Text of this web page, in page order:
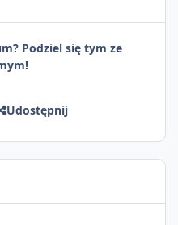
Podziel się tym ze
Udostępnij